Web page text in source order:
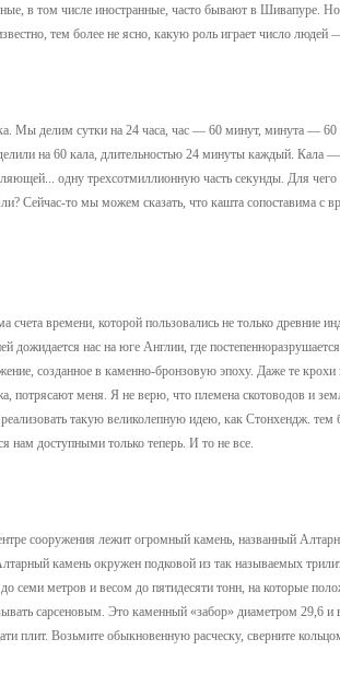
в том числе иностранные, часто бывают в Шивапуре.
тем более не ясно, какую роль играет число людей
Мы делим сутки на 24 часа, час — 60 минут, минута — 60
на 60 кала, длительностью 24 минуты каждый. Кала
одну трехсотмиллионную часть секунды. Для чего
Сейчас-то мы можем сказать, что кашта сопоставима с
счета времени, которой пользовались не только
нас на юге Англии, где
созданное в каменно-бронзовую эпоху. Даже те крохи
потрясают меня. Я не верю, что племена скотоводов и
такую великолепную идею, как Стонхендж.
нам доступными только теперь. И то не все.
сооружения лежит огромный камень, названный
камень окружен подковой из так называемых
семи метров и весом до пятидесяти тонн, на которые
сарсеновым. Это каменный «забор» диаметром 29,6
плит. Возьмите обыкновенную расческу, сверните